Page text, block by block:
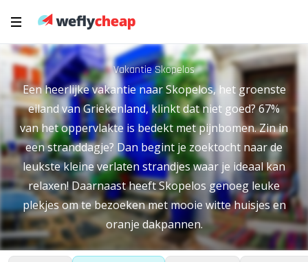
Vakantie Skopelos
Een heerlijke vakantie naar Skopelos, het groenste
eiland van Griekenland, klinkt dat niet goed? 67%
van het oppervlakte is bedekt met pijnbomen. Zin in
een stranddagje? Dan begint je zoektocht naar de
leukste kleine verlaten strandjes waar je ideaal kan
relaxen! Daarnaast heeft Skopelos genoeg leuke
plekjes om te bezoeken met mooie witte huisjes en
oranje dakpannen.